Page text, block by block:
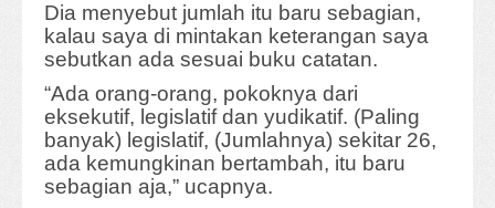
Dia menyebut jumlah itu baru sebagian,
kalau saya di mintakan keterangan saya
sebutkan ada sesuai buku catatan.
“Ada orang-orang, pokoknya dari
eksekutif, legislatif dan yudikatif. (Paling
banyak) legislatif, (Jumlahnya) sekitar 26,
ada kemungkinan bertambah, itu baru
sebagian aja,” ucapnya.